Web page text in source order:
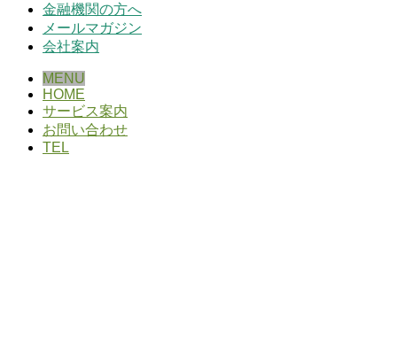
金融機関の方へ
メールマガジン
会社案内
MENU
HOME
サービス案内
お問い合わせ
TEL